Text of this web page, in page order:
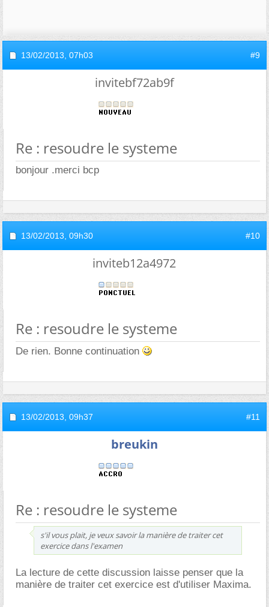
13/02/2013, 07h03 #9
invitebf72ab9f
Re : resoudre le systeme
bonjour .merci bcp
13/02/2013, 09h30 #10
inviteb12a4972
Re : resoudre le systeme
De rien. Bonne continuation
13/02/2013, 09h37 #11
breukin
Re : resoudre le systeme
s'il vous plait, je veux savoir la manière de traiter cet
exercice dans l'examen
La lecture de cette discussion laisse penser que la
manière de traiter cet exercice est d'utiliser Maxima.